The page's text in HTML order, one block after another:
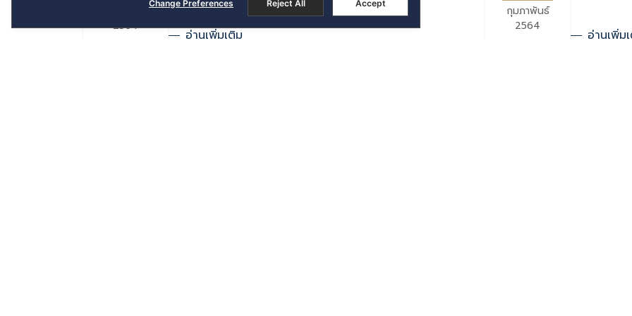
2564
อ่านเพิ่มเติม
กุมภาพันธ์
2564
อ่านเพิ่ม
Reject All Accept
Change Preferences